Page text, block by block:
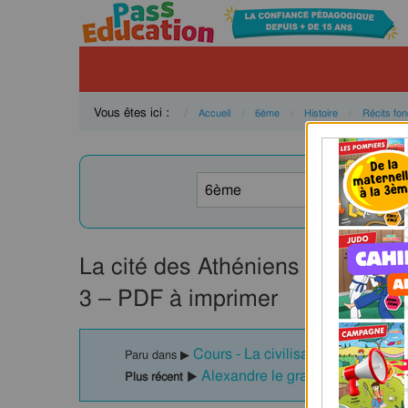
Vous êtes ici : Accueil 6ème Histoire Récits
La cité des Athéniens – 6ème
3 – PDF à imprimer
Paru dans ▶ Cours - La civilisation grecque :
Plus récent ▶ Alexandre le grand – 6ème –